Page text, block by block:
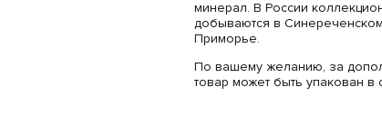
минерал. В России
добываются в
Приморье.
По вашему желанию, за
товар может быть упакован в